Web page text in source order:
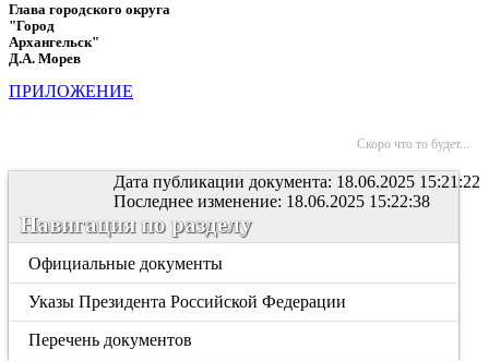
Глава городского округа
"Город
Архангельск"
Д.А. Морев
ПРИЛОЖЕНИЕ
Скоро что то будет...
Дата публикации документа: 18.06.2025 15:21:22
Последнее изменение: 18.06.2025 15:22:38
Навигация по разделу
Официальные документы
Указы Президента Российской Федерации
Перечень документов